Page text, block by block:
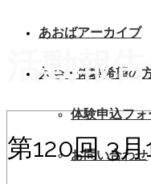
あおばアーカイブ
入会・体験希望の
体験申込フォ
お問い合わせ
活動報告
第120回 3